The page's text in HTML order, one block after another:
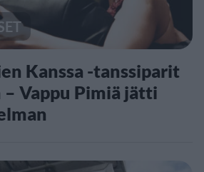
Kanssa -tanssiparit
Vappu Pimiä jätti